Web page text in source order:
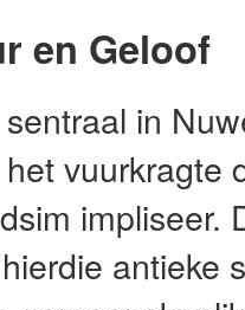
en Geloof
in
vuurkragte
impliseer.
antieke